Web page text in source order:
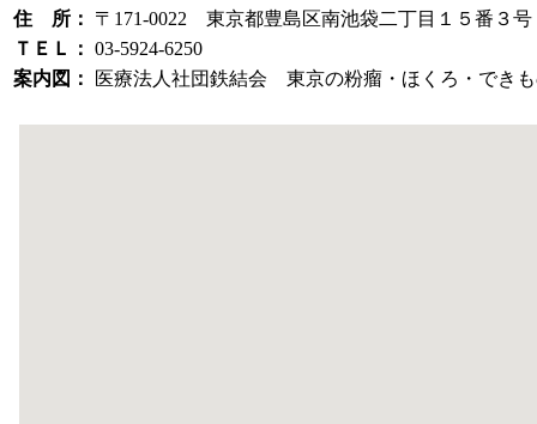
住 所：
〒171-0022 東京都豊島区南池袋二丁目１５番３
ＴＥＬ： 03-5924-6250
案内図：
医療法人社団鉄結会 東京の粉瘤・ほくろ・でき